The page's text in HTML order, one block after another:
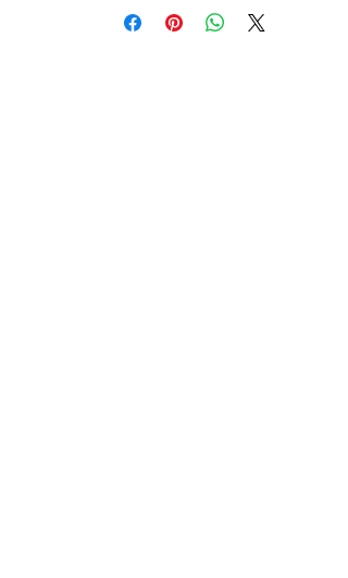
GRAMATURA: 315 G/M2
SZEROKOŚĆ: 140 CM